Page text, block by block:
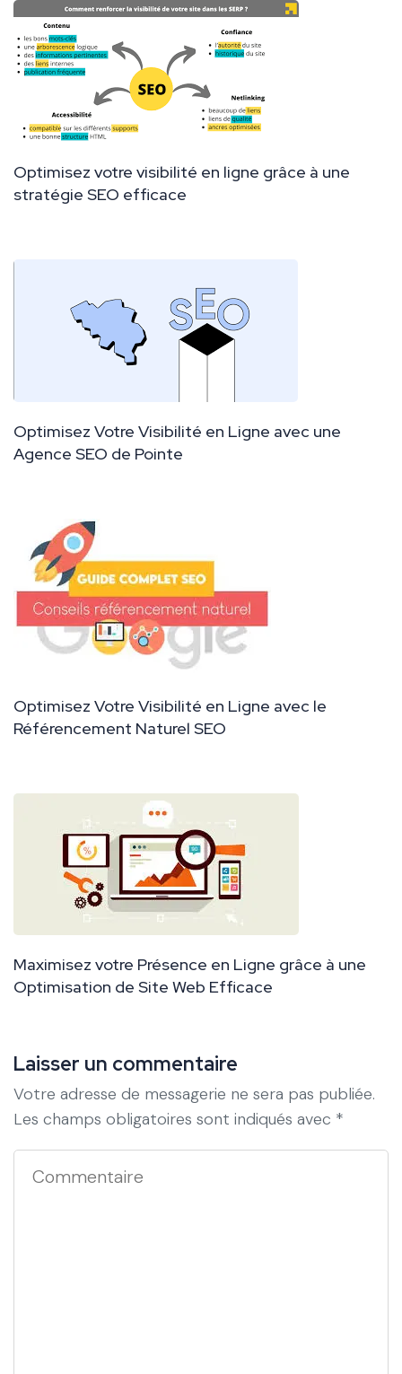
Optimisez votre visibilité en ligne grâce à une
stratégie SEO efficace
Optimisez Votre Visibilité en Ligne avec une
Agence SEO de Pointe
Optimisez Votre Visibilité en Ligne avec le
Référencement Naturel SEO
Maximisez votre Présence en Ligne grâce à une
Optimisation de Site Web Efficace
Laisser un commentaire
Votre adresse de messagerie ne sera pas publiée.
Les champs obligatoires sont indiqués avec *